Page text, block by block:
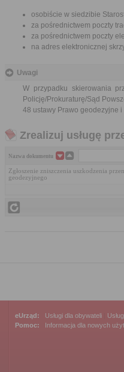
osobiście w siedzibie
za pośrednictwem poczty
za pośrednictwem poczty
na adres elektronicznej
Uwagi
W przypadku skierowania
Policję/Prokuraturę/Sąd
48 ustawy Prawo geodezyjne
Zrealizuj usługę
Nazwa dokumentu
Zgłoszenie zniszczenia uszkodzenia
geodezyjnego
eUrząd: Usługi dla obywateli
Pomoc:
Informacja dla nowych